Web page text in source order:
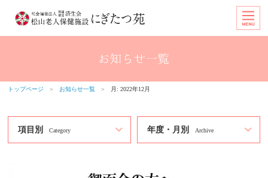
トップページ ＞ お知らせ一覧 ＞ 月: 2022年12月
項目別 Category 年度・月別 Archive